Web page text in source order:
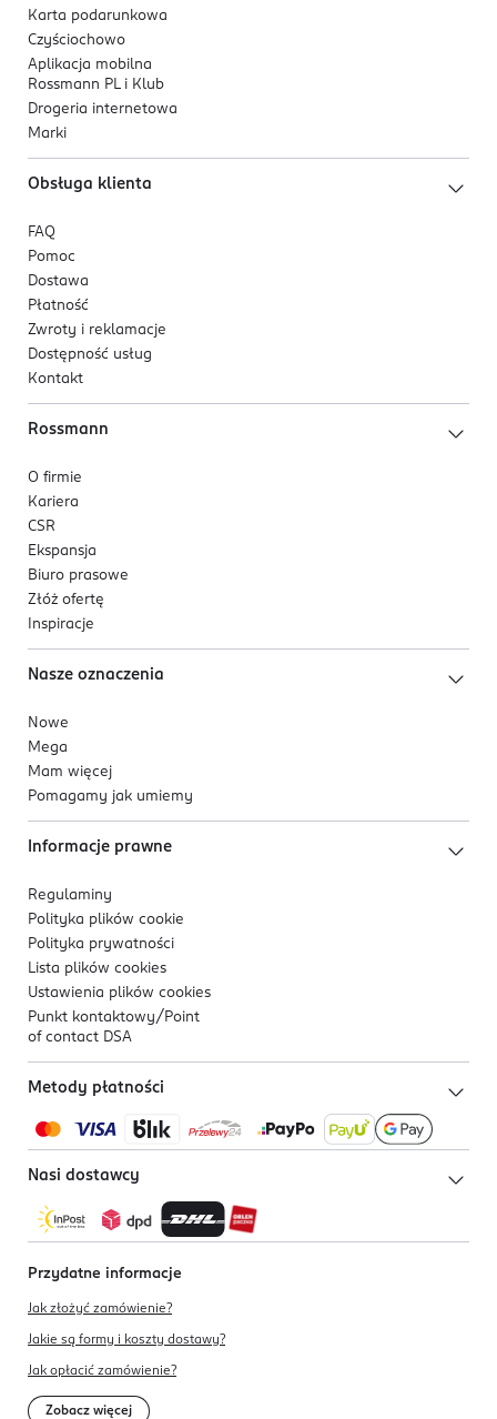
Karta podarunkowa
Czyściochowo
Aplikacja mobilna
Rossmann PL i Klub
Drogeria internetowa
Marki
Obsługa klienta
FAQ
Pomoc
Dostawa
Płatność
Zwroty i reklamacje
Dostępność usług
Kontakt
Rossmann
O firmie
Kariera
CSR
Ekspansja
Biuro prasowe
Złóż ofertę
Inspiracje
Nasze oznaczenia
Nowe
Mega
Mam więcej
Pomagamy jak umiemy
Informacje prawne
Regulaminy
Polityka plików cookie
Polityka prywatności
Lista plików cookies
Ustawienia plików cookies
Punkt kontaktowy/ Point
of contact DSA
Metody płatności
Nasi dostawcy
Przydatne informacje
Jak złożyć zamówienie?
Jakie są formy i koszty dostawy?
Jak opłacić zamówienie?
Zobacz więcej